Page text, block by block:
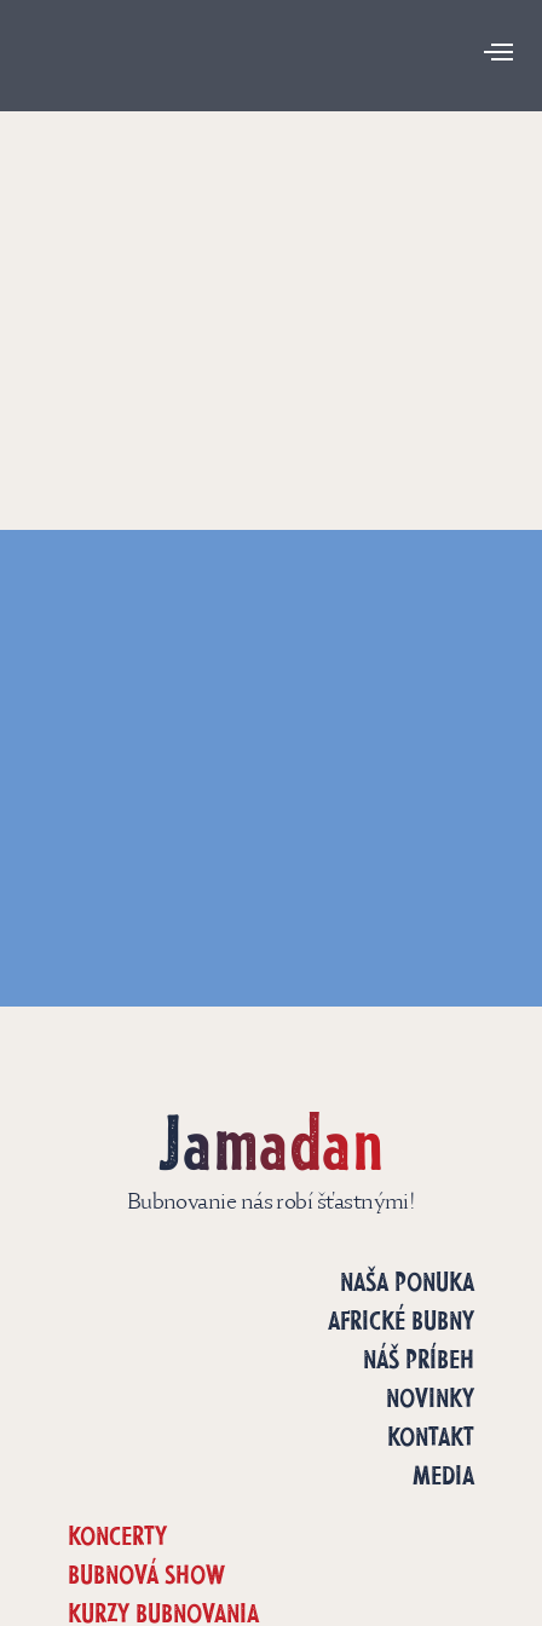
Jamadan
Bubnovanie nás robí šťastnými!
NAŠA PONUKA
AFRICKÉ BUBNY
NÁŠ PRÍBEH
NOVINKY
KONTAKT
MEDIA
KONCERTY
BUBNOVÁ SHOW
KURZY BUBNOVANIA